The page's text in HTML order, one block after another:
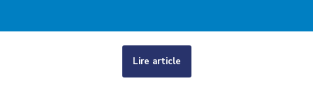
Lire article